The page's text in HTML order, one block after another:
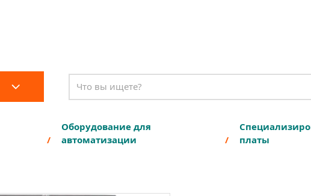
Оборудование для
автоматизации
платы